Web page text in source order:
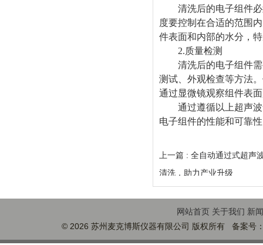
清洗后的电子组件必
度要控制在合适的范围
件表面和内部的水分，
2.质量检测
清洗后的电子组件需
测试、外观检查等方法
通过显微镜观察组件表
通过遵循以上超声波
电子组件的性能和可靠
上一篇 : 全自动通过式超声
清洗，助力产业升级
网站首页 关于我们 新
© 2026 苏州麦克博斯仪器有限公司 版权所有 备案号